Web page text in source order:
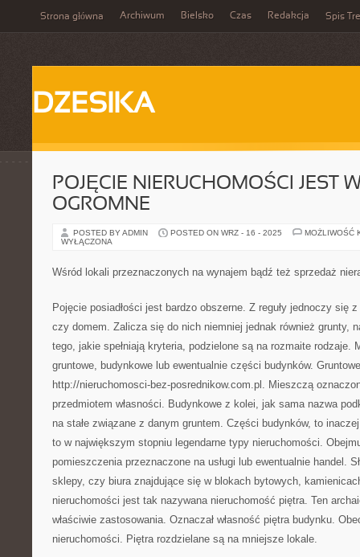
Strona główna Archiwum Bielsko Czas Redakcja Spis
DZESIKA
POJĘCIE NIERUCHOMOŚCI JEST
OGROMNE
POSTED BY ADMIN POSTED ON WRZ - 16 - 2025
MOŻLIWOŚĆ
WYŁĄCZONA
Wśród lokali przeznaczonych na wynajem bądź też sprzedaż
Pojęcie posiadłości jest bardzo obszerne. Z reguły jednoczy się
czy domem. Zalicza się do nich niemniej jednak również grunty,
tego, jakie spełniają kryteria, podzielone są na rozmaite rodzaje.
gruntowe, budynkowe lub ewentualnie części budynków.
http://nieruchomosci-bez-posrednikow.com.pl. Mieszczą
przedmiotem własności. Budynkowe z kolei, jak sama nazwa
na stałe związane z danym gruntem. Części budynków, to
to w największym stopniu legendarne typy nieruchomości.
pomieszczenia przeznaczone na usługi lub ewentualnie handel.
sklepy, czy biura znajdujące się w blokach bytowych,
nieruchomości jest tak nazywana nieruchomość piętra. Ten
właściwie zastosowania. Oznaczał własność piętra budynku.
nieruchomości. Piętra rozdzielane są na mniejsze lokale.